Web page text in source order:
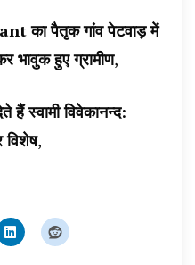
का पैतृक गांव पेटवाड़ में
भावुक हुए ग्रामीण,
स्वामी विवेकानन्द:
,